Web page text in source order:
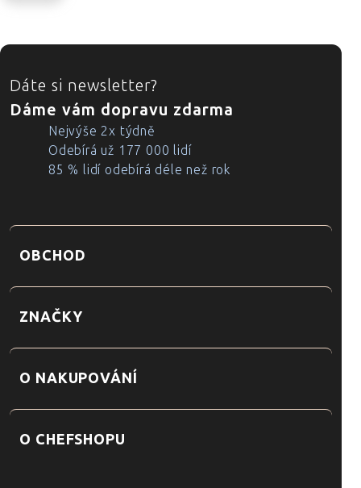
ZÁPATÍ
Dáte si newsletter?
Dáme vám dopravu zdarma
Nejvýše 2x týdně
Odebírá už 177 000 lidí
85 % lidí odebírá déle než rok
OBCHOD
ZNAČKY
O NAKUPOVÁNÍ
O CHEFSHOPU